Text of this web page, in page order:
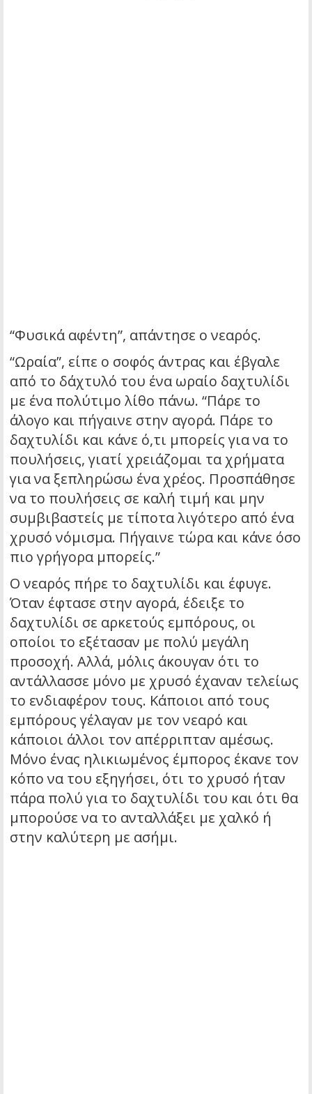
“Φυσικά αφέντη”, απάντησε ο νεαρός.
“Ωραία”, είπε ο σοφός άντρας και έβγαλε
από το δάχτυλό του ένα ωραίο δαχτυλίδι
με ένα πολύτιμο λίθο πάνω. “Πάρε το
άλογο και πήγαινε στην αγορά. Πάρε το
δαχτυλίδι και κάνε ό,τι μπορείς για να το
πουλήσεις, γιατί χρειάζομαι τα χρήματα
για να ξεπληρώσω ένα χρέος. Προσπάθησε
να το πουλήσεις σε καλή τιμή και μην
συμβιβαστείς με τίποτα λιγότερο από ένα
χρυσό νόμισμα. Πήγαινε τώρα και κάνε όσο
πιο γρήγορα μπορείς.”
Ο νεαρός πήρε το δαχτυλίδι και έφυγε.
Όταν έφτασε στην αγορά, έδειξε το
δαχτυλίδι σε αρκετούς εμπόρους, οι
οποίοι το εξέτασαν με πολύ μεγάλη
προσοχή. Αλλά, μόλις άκουγαν ότι το
αντάλλασσε μόνο με χρυσό έχαναν τελείως
το ενδιαφέρον τους. Κάποιοι από τους
εμπόρους γέλαγαν με τον νεαρό και
κάποιοι άλλοι τον απέρριπταν αμέσως.
Μόνο ένας ηλικιωμένος έμπορος έκανε τον
κόπο να του εξηγήσει, ότι το χρυσό ήταν
πάρα πολύ για το δαχτυλίδι του και ότι θα
μπορούσε να το ανταλλάξει με χαλκό ή
στην καλύτερη με ασήμι.